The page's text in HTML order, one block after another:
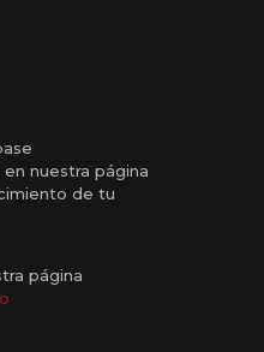
nuestra página
de tu
página